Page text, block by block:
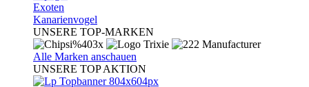
Exoten
Kanarienvogel
UNSERE TOP-MARKEN
Alle Marken anschauen
UNSERE TOP AKTION